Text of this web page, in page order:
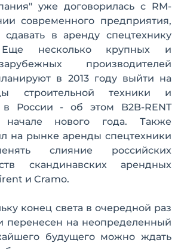
уже договорилась с RM-
современного предприятия,
сдавать в аренду спецтехнику
Еще несколько крупных и
производителей
в 2013 году выйти на
строительной техники и
в России - об этом B2B-RENT
нового года. Также
на рынке аренды спецтехники
слияние российских
скандинавских арендных
и Cramo.
конец света в очередной раз
перенесен на неопределенный
будущего можно ждать